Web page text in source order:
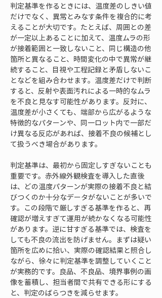
判定基準を作るときには、温度差のしきい値
だけでなく、異常とみなす条件を複合的に考
えることが大切です。たとえば、周囲との差
が一定以上あることに加えて、温度ムラの形
が接着範囲と一致しないこと、同じ構造の他
箇所と異なること、時間変化の中で異常が継
続すること、目視や工程記録と矛盾しないこ
となどを組み合わせます。温度差だけで判断
すると、反射や表面汚れによる一時的なムラ
を不良と見なす可能性があります。反対に、
温度差が小さくても、端部から広がるような
特徴的なパターンや、同一ロット内で一部だ
け異なる反応があれば、接着不良の候補とし
て扱うべき場合があります。
判定基準は、最初から固定しすぎないことも
重要です。赤外線外観検査を導入した直後
は、どの温度パターンが実際の接着不良と結
びつくのか十分なデータがないことが多いで
す。この段階で厳しすぎる基準を作ると、再
確認が増えすぎて運用が続かなくなる可能性
があります。逆に甘すぎる基準では、検査を
しても不良の流出を防げません。まずは疑い
箇所を広めに拾い、実際の確認結果と照合し
ながら、徐々に判定基準を調整していくこと
が実務的です。良品、不良品、境界事例の画
像を蓄積し、担当者間で共有できる形にする
と、判定のばらつきを減らせます。